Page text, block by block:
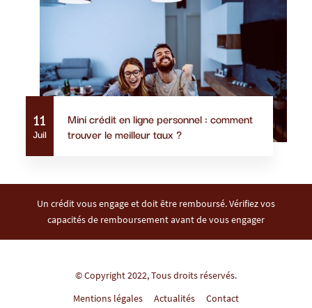
11
Juil
Mini crédit en ligne personnel : comment
trouver le meilleur taux ?
Un crédit vous engage et doit être remboursé. Vérifiez vos
capacités de remboursement avant de vous engager
© Copyright 2022, Tous droits réservés.
Mentions légales
Actualités Contact